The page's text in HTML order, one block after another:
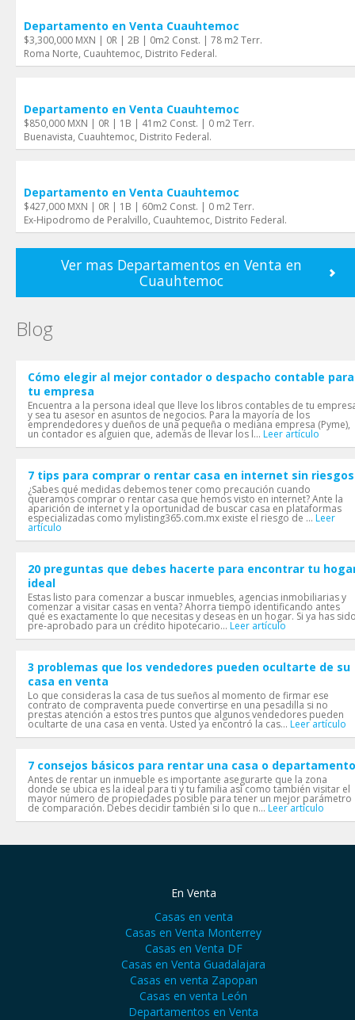
Departamento en Venta Cuauhtemoc
$3,300,000 MXN | 0R | 2B | 0m2 Const. | 78 m2 Terr.
Roma Norte, Cuauhtemoc, Distrito Federal.
Departamento en Venta Cuauhtemoc
$850,000 MXN | 0R | 1B | 41m2 Const. | 0 m2 Terr.
Buenavista, Cuauhtemoc, Distrito Federal.
Departamento en Venta Cuauhtemoc
$427,000 MXN | 0R | 1B | 60m2 Const. | 0 m2 Terr.
Ex-Hipodromo de Peralvillo, Cuauhtemoc, Distrito Federal.
Ver mas Departamentos en Venta en
Cuauhtemoc
Blog
Cómo elegir al mejor contador o despacho contable para
tu empresa
Encuentra a la persona ideal que lleve los libros contables de tu
y sea tu asesor en asuntos de negocios. Para la mayoría de los
emprendedores y dueños de una pequeña o mediana empresa (Pyme),
un contador es alguien que, además de llevar los l... Leer artículo
7 tips para comprar o rentar casa en internet sin riesgos
¿Sabes qué medidas debemos tener como precaución cuando
queramos comprar o rentar casa que hemos visto en internet? Ante la
aparición de internet y la oportunidad de buscar casa en plataformas
especializadas como mylisting365.com.mx existe el riesgo de ... Leer
artículo
20 preguntas que debes hacerte para encontrar tu
ideal
Estas listo para comenzar a buscar inmuebles, agencias inmobiliarias y
comenzar a visitar casas en venta? Ahorra tiempo identificando antes
qué es exactamente lo que necesitas y deseas en un hogar. Si ya has
pre-aprobado para un crédito hipotecario... Leer artículo
3 problemas que los vendedores pueden ocultarte de su
casa en venta
Lo que consideras la casa de tus sueños al momento de firmar ese
contrato de compraventa puede convertirse en una pesadilla si no
prestas atención a estos tres puntos que algunos vendedores pueden
ocultarte de una casa en venta. Usted ya encontró la cas... Leer artículo
7 consejos básicos para rentar una casa o departamento
Antes de rentar un inmueble es importante asegurarte que la zona
donde se ubica es la ideal para ti y tu familia así como también visitar el
mayor número de propiedades posible para tener un mejor parámetro
de comparación. Debes decidir también si lo que n... Leer artículo
En Venta
Casas en venta
Casas en Venta Monterrey
Casas en Venta DF
Casas en Venta Guadalajara
Casas en venta Zapopan
Casas en venta León
Departamentos en Venta